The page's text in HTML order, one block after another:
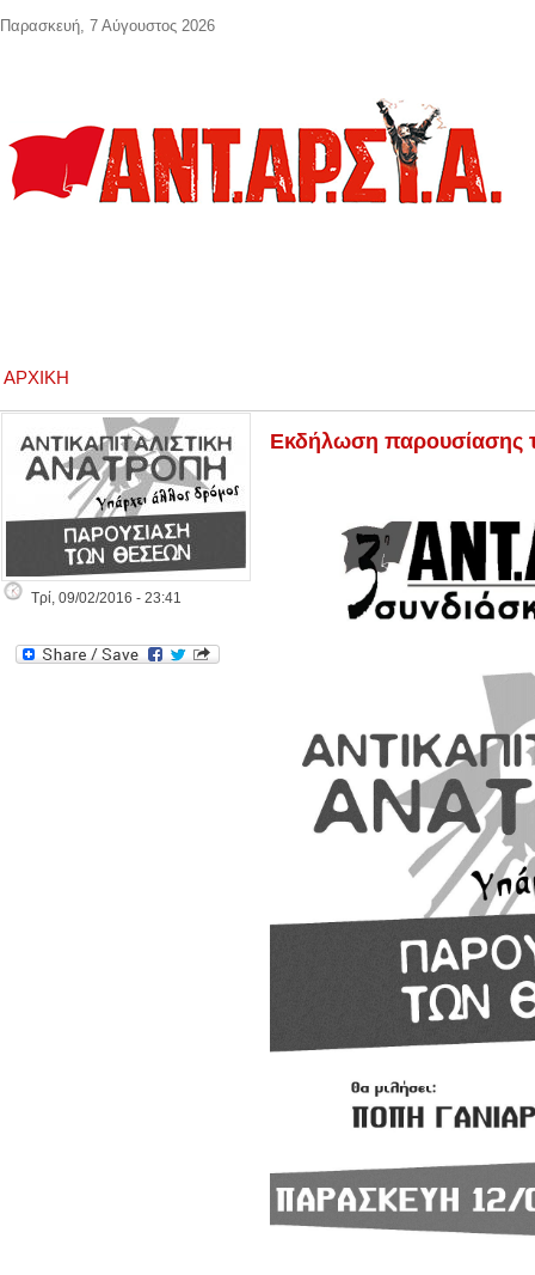
ΑΡΧΙΚΉ
Τρί, 09/02/2016 - 23:41
Εκδήλωση παρουσίασης
Παρασκευή, 7 Αύγουστος 2026